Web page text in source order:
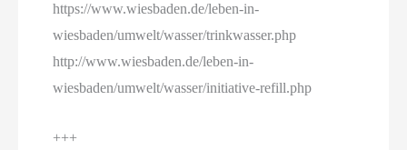
https://www.wiesbaden.de/leben-in-
wiesbaden/umwelt/wasser/trinkwasser.php
http://www.wiesbaden.de/leben-in-
wiesbaden/umwelt/wasser/initiative-refill.php
+++